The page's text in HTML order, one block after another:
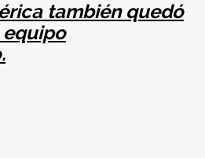
también quedó
equipo